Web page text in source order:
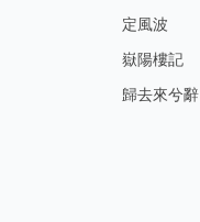
定風波
嶽陽樓記
歸去來兮辭